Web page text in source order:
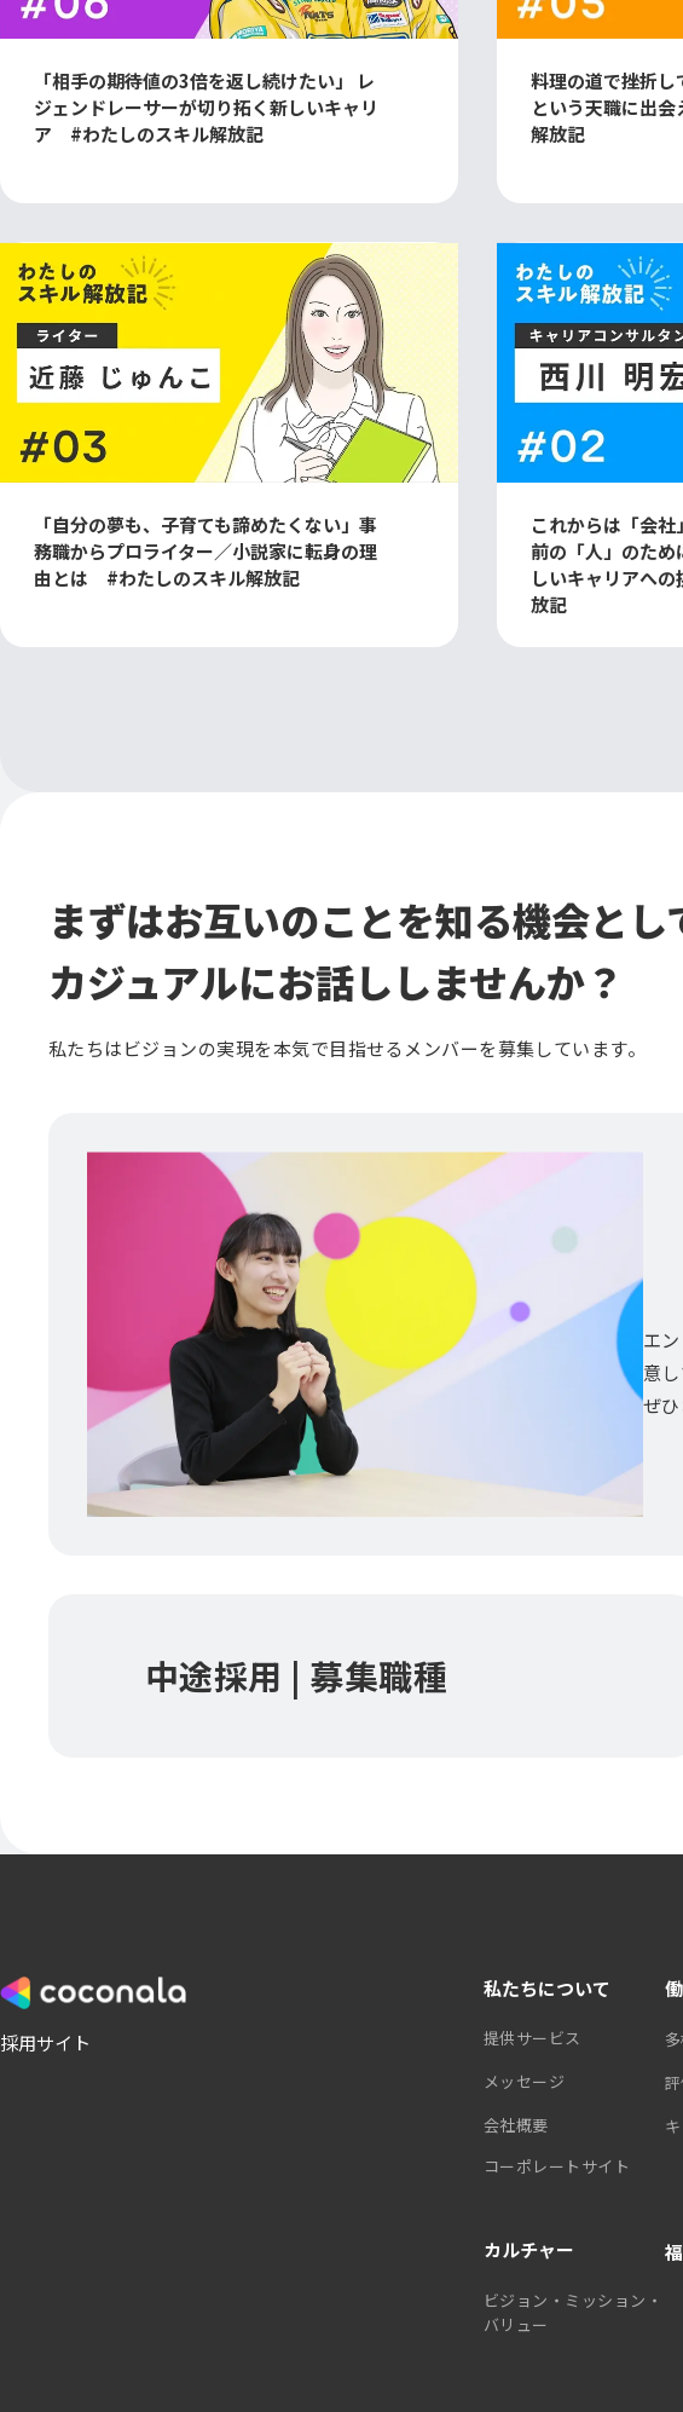
「相手の期待値の3倍を返し続けたい」 レ
ジェンドレーサーが切り拓く新しいキャリ
ア #わたしのスキル解放記
料理の道で挫折し
という天職に出
解放記
「自分の夢も、子育ても諦めたくない」事
務職からプロライター／小説家に転身の理
由とは #わたしのスキル解放記
これからは「会
前の「人」のた
しいキャリアへ
放記
まずはお互いのことを知る機会とし
カジュアルにお話ししませんか？
私たちはビジョンの実現を本気で目指せるメンバーを募集しています。
エ
意し
ぜ
中途採用 | 募集職種
採用サイト
私たちについて
提供サービス
メッセージ
会社概要
コーポレートサイト
カルチャー
ビジョン・ミッション・
バリュー